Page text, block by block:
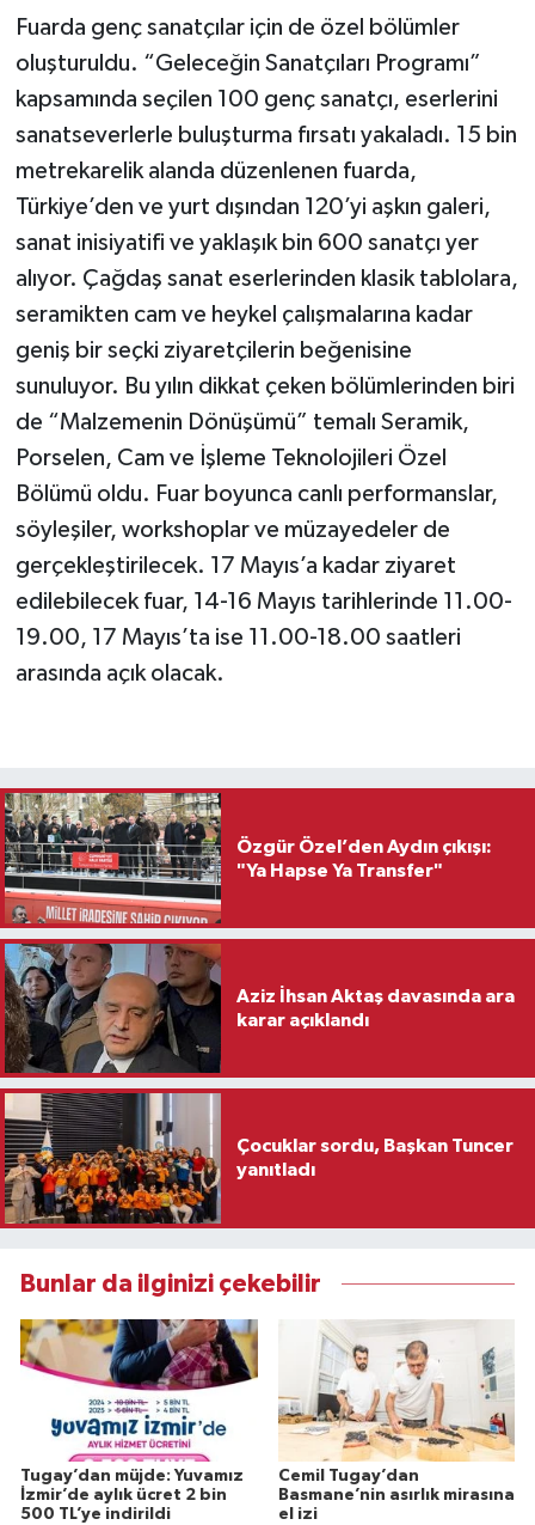
Fuarda genç sanatçılar için de özel bölümler
oluşturuldu. “Geleceğin Sanatçıları Programı”
kapsamında seçilen 100 genç sanatçı, eserlerini
sanatseverlerle buluşturma fırsatı yakaladı. 15 bin
metrekarelik alanda düzenlenen fuarda,
Türkiye’den ve yurt dışından 120’yi aşkın galeri,
sanat inisiyatifi ve yaklaşık bin 600 sanatçı yer
alıyor. Çağdaş sanat eserlerinden klasik tablolara,
seramikten cam ve heykel çalışmalarına kadar
geniş bir seçki ziyaretçilerin beğenisine
sunuluyor. Bu yılın dikkat çeken bölümlerinden biri
de “Malzemenin Dönüşümü” temalı Seramik,
Porselen, Cam ve İşleme Teknolojileri Özel
Bölümü oldu. Fuar boyunca canlı performanslar,
söyleşiler, workshoplar ve müzayedeler de
gerçekleştirilecek. 17 Mayıs’a kadar ziyaret
edilebilecek fuar, 14-16 Mayıs tarihlerinde 11.00-
19.00, 17 Mayıs’ta ise 11.00-18.00 saatleri
arasında açık olacak.
Özgür Özel’den Aydın çıkışı:
"Ya Hapse Ya Transfer"
Aziz İhsan Aktaş davasında ara
karar açıklandı
Çocuklar sordu, Başkan Tuncer
yanıtladı
Bunlar da ilginizi çekebilir
Tugay’dan müjde: Yuvamız
İzmir’de aylık ücret 2 bin
500 TL’ye indirildi
Cemil Tugay’dan
Basmane’nin asırlık mirasına
el izi